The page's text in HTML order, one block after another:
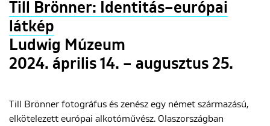
ENGLISH
Till Brönner: Identitás–európai
látkép
Ludwig Múzeum
2024. április 14. – augusztus 25.
Till Brönner fotográfus és zenész egy német származású,
elkötelezett európai alkotóművész. Olaszországban